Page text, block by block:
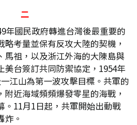
二
年國民政府轉進台灣後最重要的
考量並保有反攻大陸的契機，
馬祖，以及浙江外海的大陳島與
美台簽訂共同防禦協定，1954年
江山為第一波攻擊目標。共軍的
近海域頻頻爆發零星的海戰，
。11月1日起，共軍開始出動戰
炸。